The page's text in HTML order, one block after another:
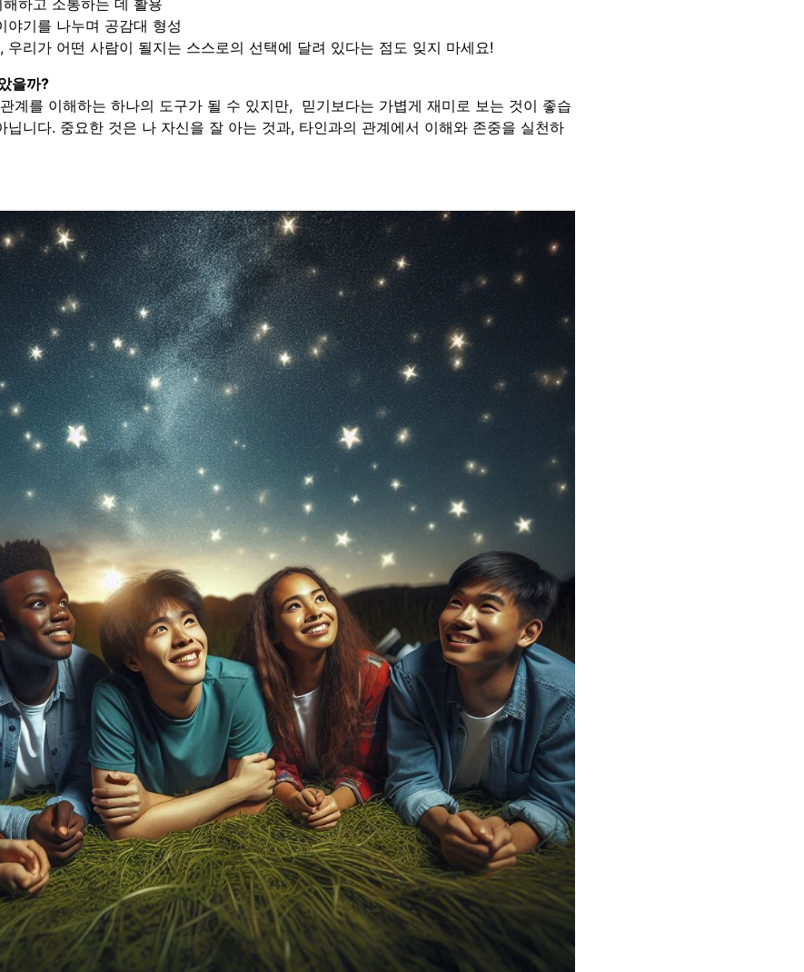
하고 소통하는 데 활용
야기를 나누며 공감대 형성
우리가 어떤 사람이 될지는 스스로의 선택에 달려 있다는 점도 잊지 마세요!
을까?
계를 이해하는 하나의 도구가 될 수 있지만, 믿기보다는 가볍게 재미로 보는 것이 좋습
닙니다. 중요한 것은 나 자신을 잘 아는 것과, 타인과의 관계에서 이해와 존중을 실천하